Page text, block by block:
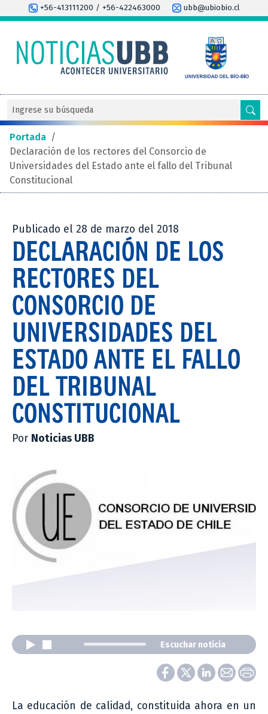
+56-413111200 / +56-422463000 ubb@ubiobio.cl
Portada /
Declaración de los rectores del Consorcio de
Universidades del Estado ante el fallo del Tribunal
Constitucional
Publicado el 28 de marzo del 2018
DECLARACIÓN DE LOS
RECTORES DEL
CONSORCIO DE
UNIVERSIDADES DEL
ESTADO ANTE EL FALLO
DEL TRIBUNAL
CONSTITUCIONAL
Por Noticias UBB
Escuchar noticia
La educación de calidad, constituida ahora en un